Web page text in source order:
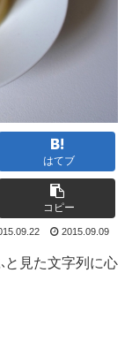
はてブ
コピー
2015.09.09
と見た文字列に心